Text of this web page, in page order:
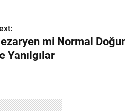
mi Normal
Yanılgılar